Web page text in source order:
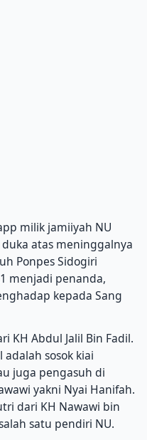
milik jamiiyah NU
atas meninggalnya
Ponpes Sidogiri
menjadi penanda,
kepada Sang
KH Abdul Jalil Bin Fadil.
adalah sosok kiai
juga pengasuh di
yakni Nyai Hanifah.
dari KH Nawawi bin
satu pendiri NU.